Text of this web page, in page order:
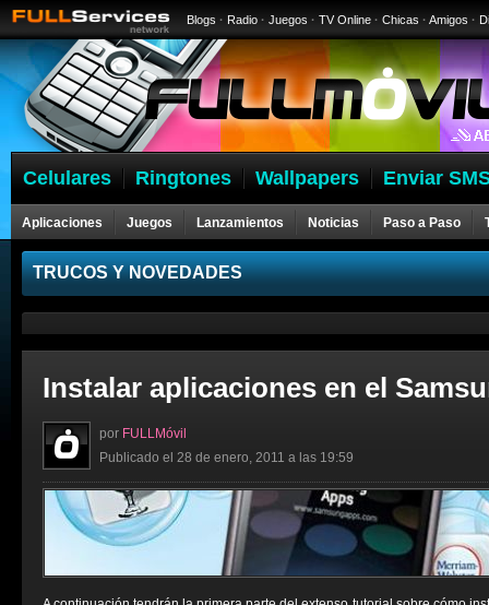
Blogs · Radio · Juegos · TV Online · Chicas · Amigos ·
Celulares Ringtones Wallpapers Enviar
Aplicaciones Juegos Lanzamientos Noticias Paso a Paso
Celulares
TRUCOS Y NOVEDADES
Instalar aplicaciones en el
por FULLMóvil
Publicado el 28 de enero, 2011 a las 19:59